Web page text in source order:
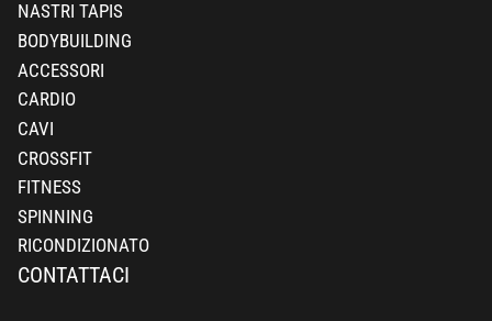
NASTRI TAPIS
BODYBUILDING
ACCESSORI
CARDIO
CAVI
CROSSFIT
FITNESS
SPINNING
RICONDIZIONATO
CONTATTACI